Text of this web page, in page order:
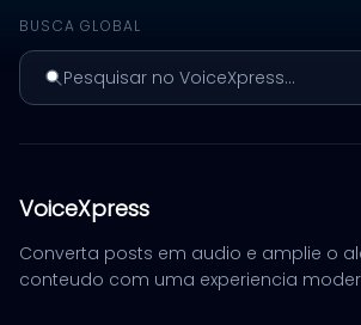
BUSCA GLOBAL
Pesquisar no VoiceXpress...
VoiceXpress
Converta posts em audio e amplie o
conteudo com uma experiencia